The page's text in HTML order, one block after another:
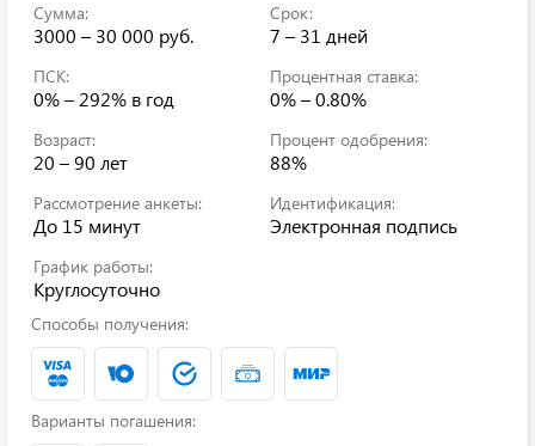
Сумма:
3000 – 30 000 руб.
Срок:
7 – 31 дней
ПСК:
0% – 292% в год
Процентная ставка:
0% – 0.80%
Возраст:
20 – 90 лет
Процент одобрения:
88%
Рассмотрение анкеты:
До 15 минут
Идентификация:
Электронная подпись
График работы:
Круглосуточно
Способы получения:
Варианты погашения: